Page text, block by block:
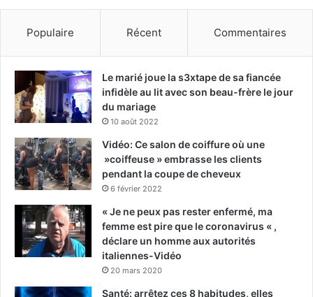
Populaire Récent Commentaires
Le marié joue la s3xtape de sa fiancée
infidèle au lit avec son beau-frère le jour
du mariage
10 août 2022
Vidéo: Ce salon de coiffure où une
»coiffeuse » embrasse les clients
pendant la coupe de cheveux
6 février 2022
« Je ne peux pas rester enfermé, ma
femme est pire que le coronavirus « ,
déclare un homme aux autorités
italiennes-Vidéo
20 mars 2020
Santé: arrêtez ces 8 habitudes, elles